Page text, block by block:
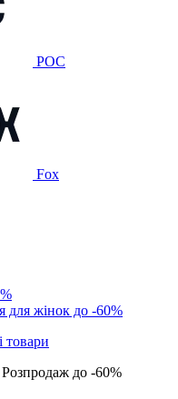
POC
Fox
для жінок до -60%
Розпродаж до -60%